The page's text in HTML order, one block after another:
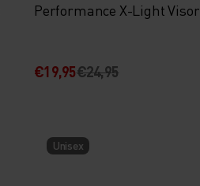
Performance X-Light Visor
€19,95€24,95
Unisex